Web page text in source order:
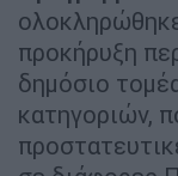
προκήρυξη
δημόσιο
κατηγοριών,